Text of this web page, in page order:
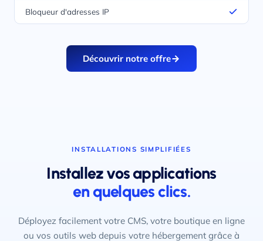
Bloqueur d'adresses IP
Découvrir notre offre
INSTALLATIONS SIMPLIFIÉES
Installez vos applications
en quelques clics.
Déployez facilement votre CMS, votre boutique en ligne
ou vos outils web depuis votre hébergement grâce à